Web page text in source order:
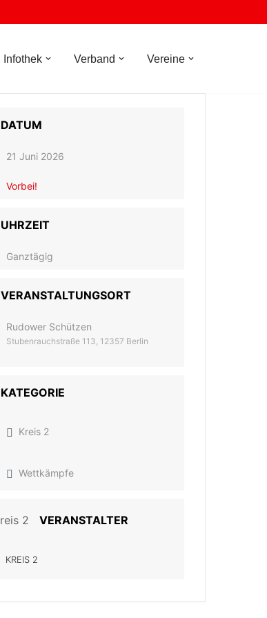
Infothek Verband Vereine
DATUM
21 Juni 2026
Vorbei!
UHRZEIT
Ganztägig
VERANSTALTUNGSORT
Rudower Schützen
Stubenrauchstraße 113, 12357 Berlin
KATEGORIE
Kreis 2
Wettkämpfe
VERANSTALTER
KREIS 2